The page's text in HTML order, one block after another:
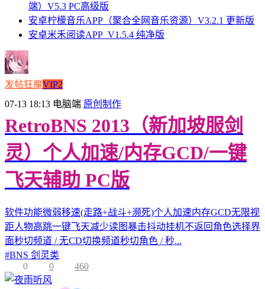
端）V5.3 PC高级版
安卓柠檬音乐APP（聚合全网音乐资源）V3.2.1 更新版
安卓米禾阅读APP_V1.5.4 纯净版
发帖狂魔VIP2
07-13 18:13 电脑端 原创制作
RetroBNS 2013（新加坡服剑
灵）个人加速/内存GCD/一键
飞天辅助 PC版
软件功能微弱移速(走路+战斗+濒死)个人加速内存GCD无限视
距人物高跳一键飞天减少读图暴击抖动挂机不返回角色选择界
面秒切频道 / 无CD切换频道秒切角色 / 秒...
#BNS 剑灵类
0
0 460